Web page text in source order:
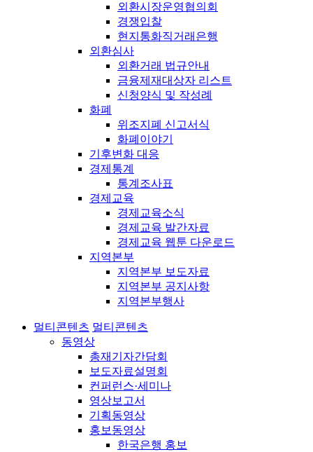
외환시장운영협의회
경쟁입찰
현지통화직거래은행
외환심사
외환거래 법규안내
금융제재대상자 리스트
신청양식 및 작성례
화폐
위조지폐 신고서식
화폐이야기
기후변화 대응
경제통계
통계조사표
경제교육
경제교육소식
경제교육 발간자료
경제교육 웹툰 다운로드
지역본부
지역본부 보도자료
지역본부 공지사항
지역본부행사
멀티콘텐츠 멀티콘텐츠
동영상
총재기자간담회
보도자료설명회
컨퍼런스·세미나
영상보고서
기획동영상
홍보동영상
한국은행 홍보